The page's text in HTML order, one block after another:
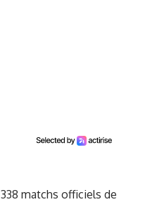
matchs officiels de